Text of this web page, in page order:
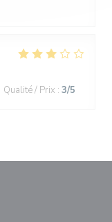
Qualité / Prix : 3/5